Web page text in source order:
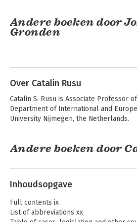
Andere boeken door
Gronden
Over Catalin Rusu
Catalin S. Rusu is Associate Professor
Department of International and
University Nijmegen, the Netherlands.
Andere boeken door
Inhoudsopgave
Full contents ix
List of abbreviations xx